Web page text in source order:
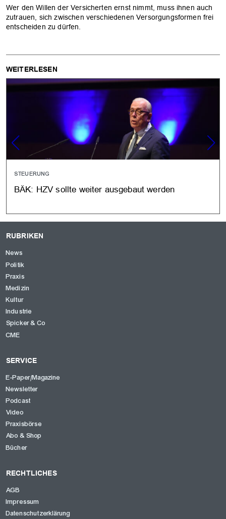
Wer den Willen der Versicherten ernst nimmt, muss ihnen auch
zutrauen, sich zwischen verschiedenen Versorgungsformen frei
entscheiden zu dürfen.
WEITERLESEN
STEUERUNG
BÄK: HZV sollte weiter ausgebaut werden
RUBRIKEN
News
Politik
Praxis
Medizin
Kultur
Industrie
Spicker & Co
CME
SERVICE
E-Paper/Magazine
Newsletter
Podcast
Video
Praxisbörse
Abo & Shop
Bücher
RECHTLICHES
AGB
Impressum
Datenschutzerklärung